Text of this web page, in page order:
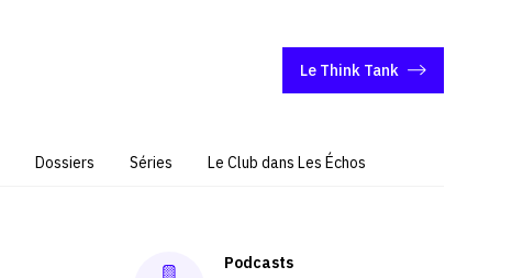
Le Think Tank
Dossiers Séries Le Club dans Les Échos
Podcasts